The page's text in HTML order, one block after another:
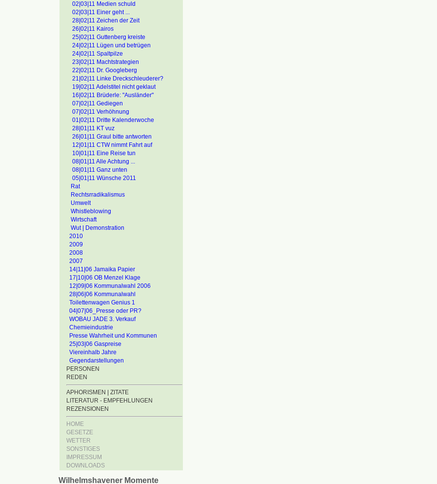
02|03|11 Medien schuld
02|03|11 Einer geht ...
28|02|11 Zeichen der Zeit
26|02|11 Kairos
25|02|11 Guttenberg kreiste
24|02|11 Lügen und betrügen
24|02|11 Spaltpilze
23|02|11 Machtstrategien
22|02|11 Dr. Googleberg
21|02|11 Linke Dreckschleuderer?
19|02|11 Adelstitel nicht geklaut
16|02|11 Brüderle: "Ausländer"
07|02|11 Gediegen
07|02|11 Verhöhnung
01|02|11 Dritte Kalenderwoche
28|01|11 KT vuz
26|01|11 Graul bitte antworten
12|01|11 CTW nimmt Fahrt auf
10|01|11 Eine Reise tun
08|01|11 Alle Achtung ...
08|01|11 Ganz unten
05|01|11 Wünsche 2011
Rat
Rechtsrradikalismus
Umwelt
Whistleblowing
Wirtschaft
Wut | Demonstration
2010
2009
2008
2007
14|11|06 Jamaika Papier
17|10|06 OB Menzel Klage
12|09|06 Kommunalwahl 2006
28|06|06 Kommunalwahl
Toilettenwagen Genius 1
04|07|06_Presse oder PR?
WOBAU JADE 3. Verkauf
Chemieindustrie
Presse Wahrheit und Kommunen
25|03|06 Gaspreise
Viereinhalb Jahre
Gegendarstellungen
PERSONEN
REDEN
APHORISMEN | ZITATE
LITERATUR - EMPFEHLUNGEN
REZENSIONEN
HOME
GESETZE
WETTER
SONSTIGES
IMPRESSUM
DOWNLOADS
Wilhelmshavener Momente